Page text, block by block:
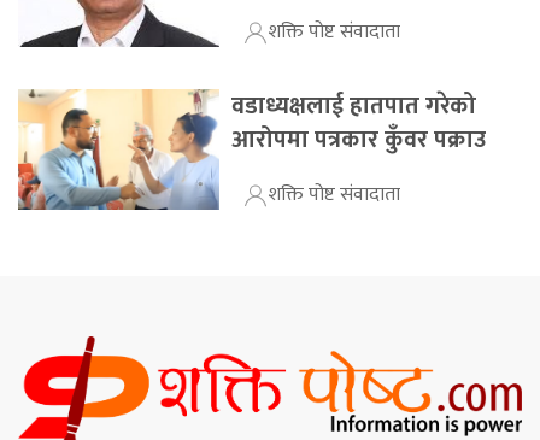
शक्ति पोष्ट संवादाता
वडाध्यक्षलाई हातपात गरेको
आरोपमा पत्रकार कुँवर पक्राउ
शक्ति पोष्ट संवादाता